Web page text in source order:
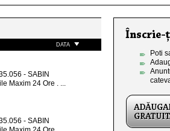
DATA
- SABIN
Maxim 24 Ore . ...
- SABIN
Poti